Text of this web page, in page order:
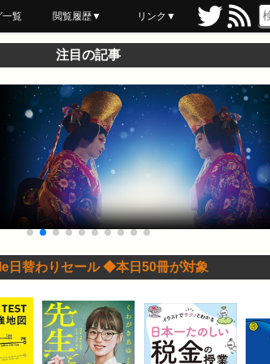
一覧 閲覧履歴▼
最近読んだ
あとで読む
ブックマーク
リンク▼
注目の記事
日替わりセール ◆本日50冊が対象